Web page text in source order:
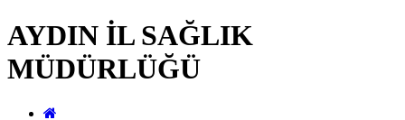
AYDIN İL SAĞLIK
MÜDÜRLÜĞÜ